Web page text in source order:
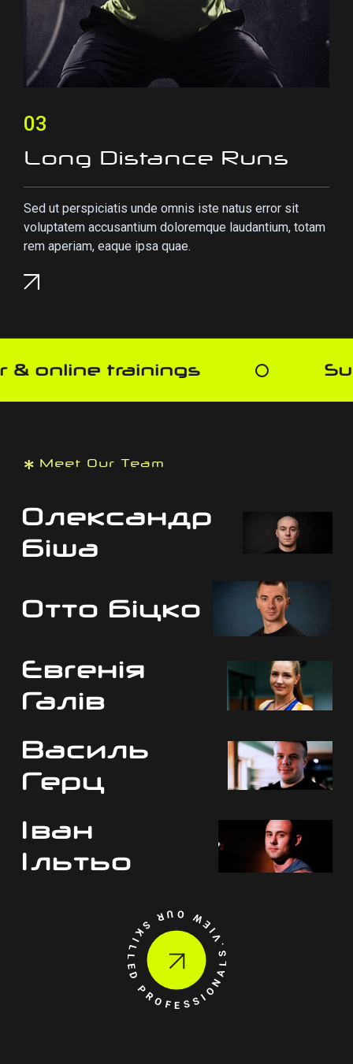
03
Long Distance Runs
Sed ut perspiciatis unde omnis iste natus error sit
voluptatem accusantium doloremque laudantium, totam
rem aperiam, eaque ipsa quae.
online trainings
Meet Our Team
Олександр
Біша
Отто Біцко
Євгенія
Галів
Василь
Герц
Іван
Ільтьо
VIEW OUR SKILLED PROFESSIONALS.